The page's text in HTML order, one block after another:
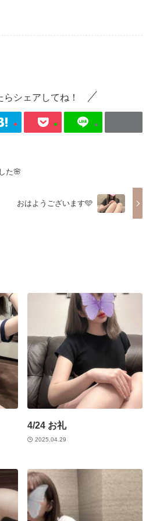
らシェアしてね！
た🌸
おはようございます🩵
4/24 お礼
2025.04.29